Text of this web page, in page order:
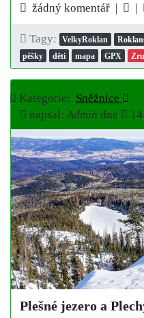
žádný komentář | |
Tagy: VelkyRoklan
pěšky
děti mapa GPX
Kategorie: Sněžnice
napsal:Admin dne
Plešné jezero a